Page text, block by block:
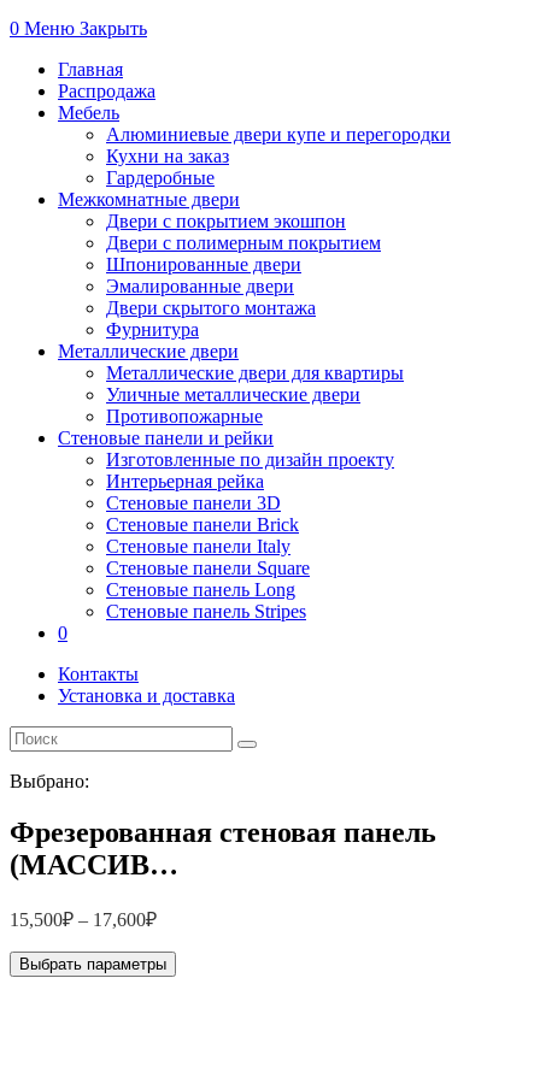
0 Меню Закрыть
Главная
Распродажа
Мебель
Алюминиевые двери купе и перегородки
Кухни на заказ
Гардеробные
Межкомнатные двери
Двери с покрытием экошпон
Двери с полимерным покрытием
Шпонированные двери
Эмалированные двери
Двери скрытого монтажа
Фурнитура
Металлические двери
Металлические двери для квартиры
Уличные металлические двери
Противопожарные
Стеновые панели и рейки
Изготовленные по дизайн проекту
Интерьерная рейка
Стеновые панели 3D
Стеновые панели Brick
Стеновые панели Italy
Стеновые панели Square
Стеновые панель Long
Стеновые панель Stripes
0
Контакты
Установка и доставка
Выбрано:
Фрезерованная стеновая панель
(МАССИВ…
15,500₽ – 17,600₽
Выбрать параметры